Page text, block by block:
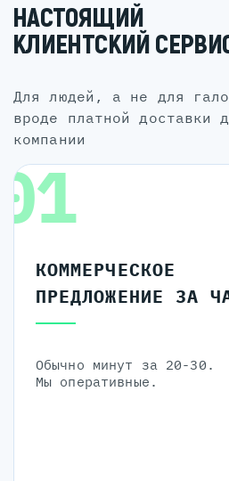
НАСТОЯЩИЙ
КЛИЕНТСКИЙ
для людей, а не для галочки: без мелочей
вроде платной доставки
компании
КОММЕРЧЕСКОЕ
ПРЕДЛОЖЕНИЕ ЗА
Обычно минут за 20-30.
Мы оперативные.